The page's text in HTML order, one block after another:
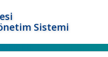
Sistemi